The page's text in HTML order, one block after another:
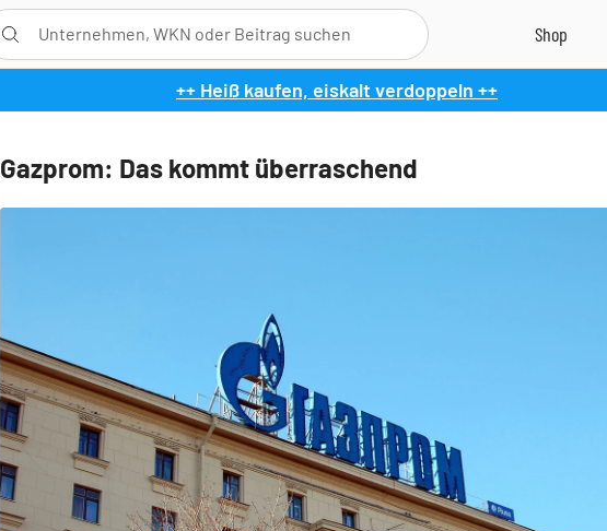
++ Heiß kaufen, eiskalt verdoppeln ++
Gazprom: Das kommt überraschend